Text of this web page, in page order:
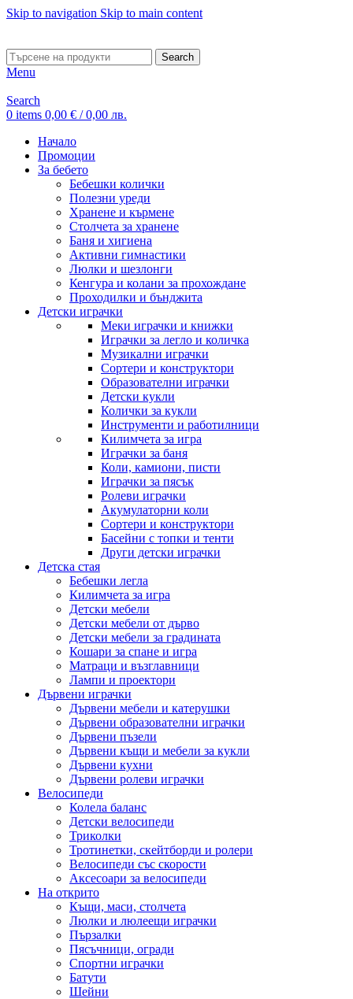
Skip to navigation Skip to main content
Search
Menu
Search
0 items 0,00 € / 0,00 лв.
Начало
Промоции
За бебето
Бебешки колички
Полезни уреди
Хранене и кърмене
Столчета за хранене
Баня и хигиена
Активни гимнастики
Люлки и шезлонги
Кенгура и колани за прохождане
Проходилки и бънджита
Детски играчки
Меки играчки и книжки
Играчки за легло и количка
Музикални играчки
Сортери и конструктори
Образователни играчки
Детски кукли
Колички за кукли
Инструменти и работилници
Килимчета за игра
Играчки за баня
Коли, камиони, писти
Играчки за пясък
Ролеви играчки
Акумулаторни коли
Сортери и конструктори
Басейни с топки и тенти
Други детски играчки
Детска стая
Бебешки легла
Килимчета за игра
Детски мебели
Детски мебели от дърво
Детски мебели за градината
Кошари за спане и игра
Матраци и възглавници
Лампи и проектори
Дървени играчки
Дървени мебели и катерушки
Дървени образователни играчки
Дървени пъзели
Дървени къщи и мебели за кукли
Дървени кухни
Дървени ролеви играчки
Велосипеди
Колела баланс
Детски велосипеди
Триколки
Тротинетки, скейтборди и ролери
Велосипеди със скорости
Аксесоари за велосипеди
На открито
Къщи, маси, столчета
Люлки и люлеещи играчки
Пързалки
Пясъчници, огради
Спортни играчки
Батути
Шейни